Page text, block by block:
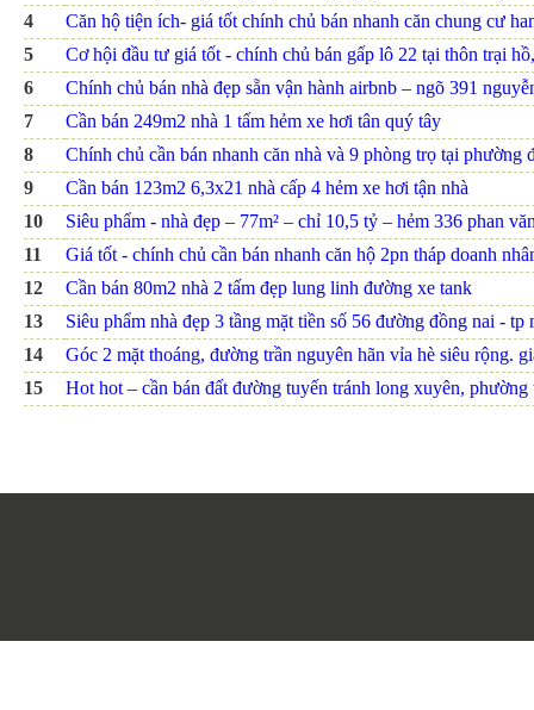
4
Căn hộ tiện ích- giá tốt chính chủ bán nhanh căn chung cư
5
Cơ hội đầu tư giá tốt - chính chủ bán gấp lô 22 tại thôn trại
6
Chính chủ bán nhà đẹp sẵn vận hành airbnb – ngõ 391
7
Cần bán 249m2 nhà 1 tấm hẻm xe hơi tân quý tây
8
Chính chủ cần bán nhanh căn nhà và 9 phòng trọ tại phường
9
Cần bán 123m2 6,3x21 nhà cấp 4 hẻm xe hơi tận nhà
10
Siêu phẩm - nhà đẹp – 77m² – chỉ 10,5 tỷ – hẻm 336 phan
11
Giá tốt - chính chủ cần bán nhanh căn hộ 2pn tháp doanh
12
Cần bán 80m2 nhà 2 tấm đẹp lung linh đường xe tank
13
Siêu phẩm nhà đẹp 3 tầng mặt tiền số 56 đường đồng nai - tp
14
Góc 2 mặt thoáng, đường trần nguyên hãn vỉa hè siêu rộng.
15
Hot hot – cần bán đất đường tuyến tránh long xuyên, phường